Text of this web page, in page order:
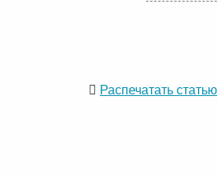
Распечатать статью